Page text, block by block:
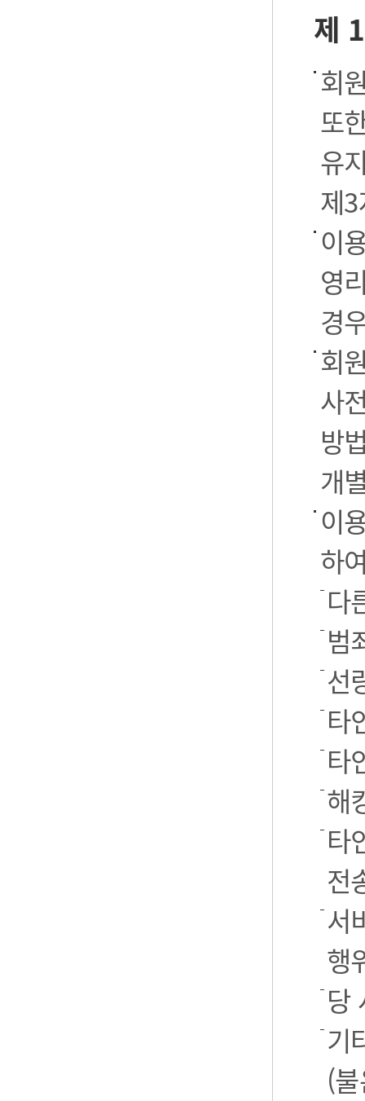
제
회
또
유
제
이
영
경
회
사
방
개
이
하
다
범
선
타
타
해
타
전
서
행
당
기
(